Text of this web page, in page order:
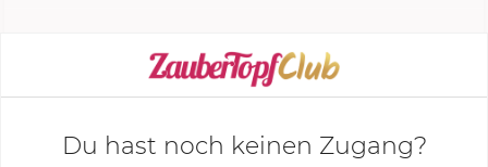
KOCHMODUS STARTEN
Du hast noch keinen Zugang?